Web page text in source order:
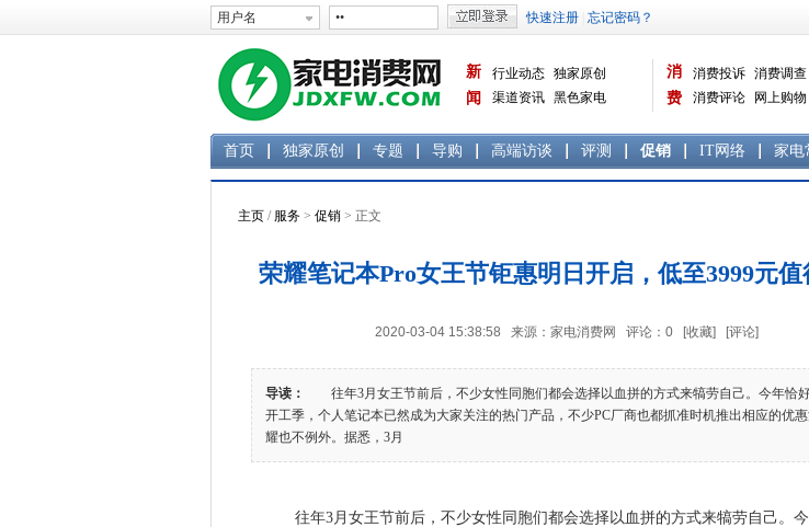
新
闻
行业动态 独家原创
渠道资讯 黑色家电
消
费
消费投诉 消费调查
消费评论
网上购物
曝光台 品牌关注
首页 独家原创 专题 导购 高端访谈 评测 促销 IT网络 家电
主页 / 服务 > 促销 > 正文
荣耀笔记本Pro女王节钜惠明日开启，低至3999元
2020-03-04 15:38:58 来源：家电消费网 评论： 0 [收藏] [评论]
导读：
往年3月女王节前后，不少女性同胞们都会选择以血拼的方式来犒劳自己。今年恰
开工季，个人笔记本已然成为大家关注的热门产品，不少PC厂商也都抓准时机推出相应的优
耀也不例外。据悉，3月
往年3月女王节前后，不少女性同胞们都会选择以血拼的方式来犒劳自己。